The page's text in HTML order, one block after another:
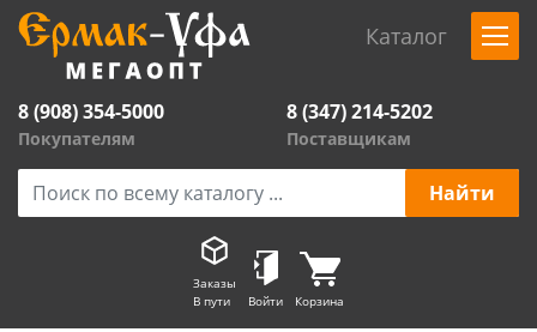
Каталог
8 (908) 354-5000
Покупателям
8 (347) 214-5202
Поставщикам
Заказы
В пути
Войти Корзина